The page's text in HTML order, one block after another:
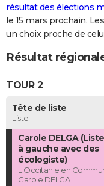
résultat des élections
le 15 mars prochain.
un choix proche de
Résultat
TOUR 2
Tête de liste
Liste
Carole DELGA
à gauche avec des
écologiste)
L'Occitanie en
Carole DELGA